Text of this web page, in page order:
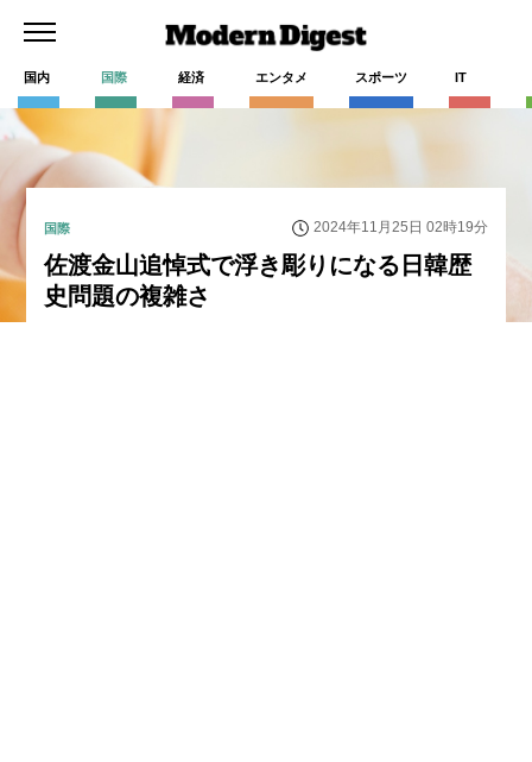
国内 国際 経済 エンタメ スポーツ IT
国際 2024年11月25日 02時19分
佐渡金山追悼式で浮き彫りになる日韓歴
史問題の複雑さ